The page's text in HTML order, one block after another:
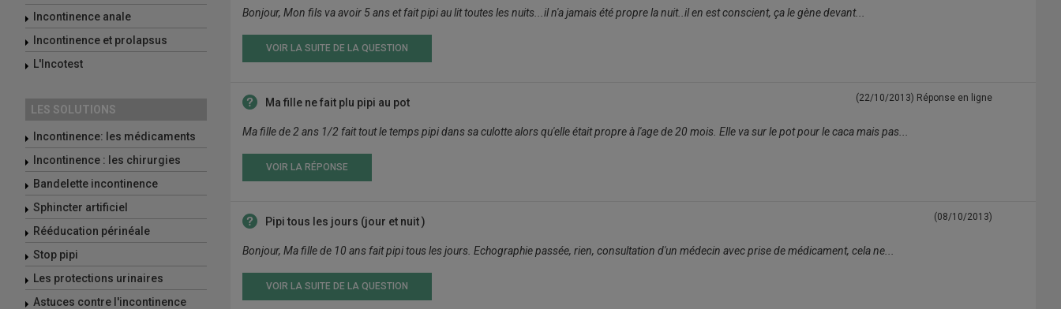
Incontinence anale
Incontinence et prolapsus
L'Incotest
LES SOLUTIONS
Incontinence: les médicaments
Incontinence : les chirurgies
Bandelette incontinence
Sphincter artificiel
Rééducation périnéale
Stop pipi
Les protections urinaires
Astuces contre l'incontinence
Bonjour, Mon fils va avoir 5 ans et fait pipi au lit toutes les nuits...il n'a jamais été propre la nuit..il en est conscient, ça le gène devant...
VOIR LA SUITE DE LA QUESTION
Ma fille ne fait plu pipi au pot (22/10/2013) Réponse en ligne
Ma fille de 2 ans 1/2 fait tout le temps pipi dans sa culotte alors qu'elle était propre à l'age de 20 mois. Elle va sur le pot pour le caca mais pas...
VOIR LA RÉPONSE
Pipi tous les jours (jour et nuit ) (08/10/2013)
Bonjour, Ma fille de 10 ans fait pipi tous les jours. Echographie passée, rien, consultation d'un médecin avec prise de médicament, cela ne...
VOIR LA SUITE DE LA QUESTION